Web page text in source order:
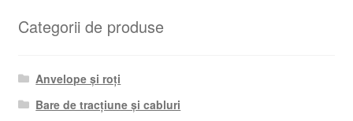
mai
Categorii de produse
Anvelope și roți
Bare de tracțiune și cabluri